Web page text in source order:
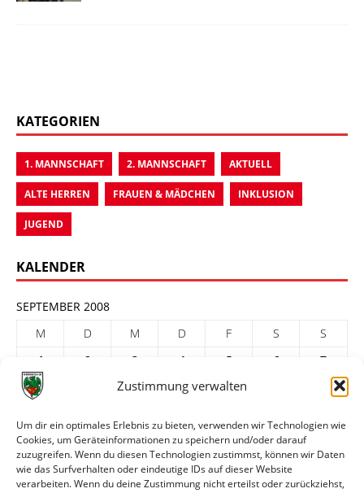
Zustimmung verwalten
Um dir ein optimales Erlebnis zu bieten, verwenden wir Technologien wie
Cookies, um Geräteinformationen zu speichern und/oder darauf
zuzugreifen. Wenn du diesen Technologien zustimmst, können wir Daten
wie das Surfverhalten oder eindeutige IDs auf dieser Website
verarbeiten. Wenn du deine Zustimmung nicht erteilst oder zurückziehst,
KATEGORIEN
1. MANNSCHAFT 2. MANNSCHAFT AKTUELL
ALTE HERREN FRAUEN & MÄDCHEN INKLUSION
JUGEND
KALENDER
SEPTEMBER 2008
M
D M D F S
S
1
2 3 4 5 6
7
8
10 11 12
22
23 24 25 26 27
29
30